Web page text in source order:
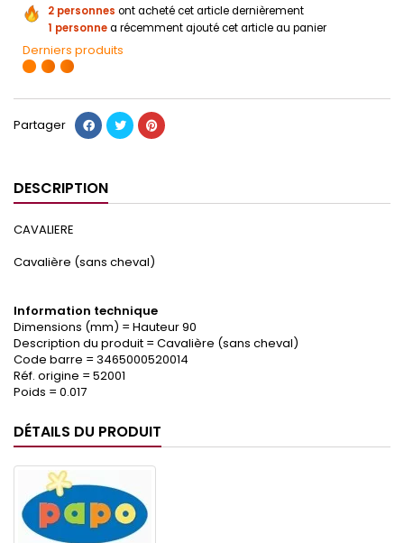
2 personnes ont acheté cet article dernièrement
1 personnea récemment ajouté cet article au panier
Derniers produits
Partager
DESCRIPTION
CAVALIERE
Cavalière (sans cheval)
Information technique
Dimensions (mm) = Hauteur 90
Description du produit = Cavalière (sans cheval)
Code barre = 3465000520014
Réf. origine = 52001
Poids = 0.017
DÉTAILS DU PRODUIT